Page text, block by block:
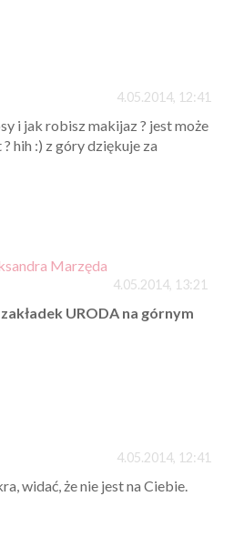
4.05.2014, 12:41
i jak robisz makijaz ? jest może
hih :) z góry dziękuje za
Marzęda
4.05.2014, 13:21
URODA na górnym
4.05.2014, 12:41
widać, że nie jest na Ciebie.